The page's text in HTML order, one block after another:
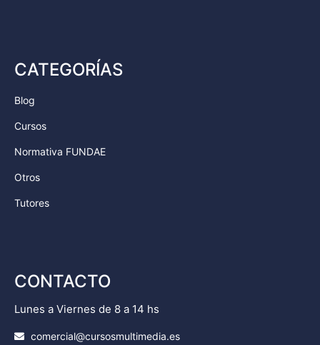
CATEGORÍAS
Blog
Cursos
Normativa FUNDAE
Otros
Tutores
CONTACTO
Lunes a Viernes de 8 a 14 hs
comercial@cursosmultimedia.es